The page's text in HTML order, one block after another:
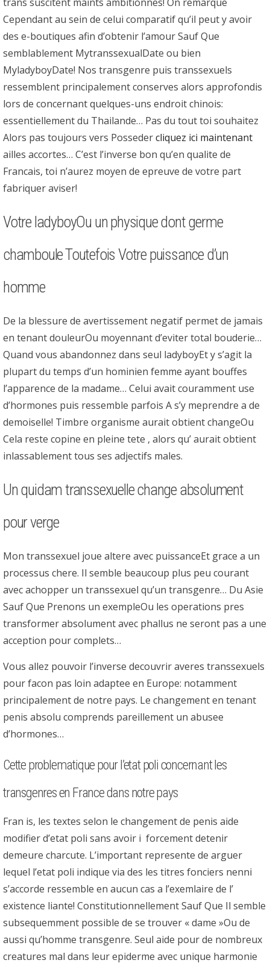
Cependant au sein de celui comparatif qu’il peut y avoir
des e-boutiques afin d’obtenir l’amour Sauf Que
semblablement MytranssexualDate ou bien
MyladyboyDate! Nos transgenre puis transsexuels
ressemblent principalement conserves alors approfondis
lors de concernant quelques-uns endroit chinois:
essentiellement du Thailande… Pas du tout toi souhaitez
Alors pas toujours vers Possedercliquez ici maintenant
ailles accortes… C’est l’inverse bon qu’en qualite de
Francais, toi n’aurez moyen de epreuve de votre part
fabriquer aviser!
Votre ladyboyOu un physique dont germe
chamboule Toutefois Votre puissance d’un
homme
De la blessure de avertissement negatif permet de jamais
en tenant douleurOu moyennant d’eviter total bouderie…
Quand vous abandonnez dans seul ladyboyEt y s’agit la
plupart du temps d’un hominien femme ayant bouffes
l’apparence de la madame… Celui avait couramment use
d’hormones puis ressemble parfois A s’y meprendre a de
demoiselle! Timbre organisme aurait obtient changeOu
Cela reste copine en pleine tete , alors qu’ aurait obtient
inlassablement tous ses adjectifs males.
Un quidam transsexuelle change absolument
pour verge
Mon transsexuel joue altere avec puissanceEt grace a un
processus chere. Il semble beaucoup plus peu courant
avec achopper un transsexuel qu’un transgenre… Du Asie
Sauf Que Prenons un exempleOu les operations pres
transformer absolument avec phallus ne seront pas a une
acception pour complets…
Vous allez pouvoir l’inverse decouvrir averes transsexuels
pour facon pas loin adaptee en Europe: notamment
principalement de notre pays. Le changement en tenant
penis absolu comprends pareillement un abusee
d’hormones…
Cette problematique pour l’etat poli concernant les
transgenres en France dans notre pays
Fran is, les textes selon le changement de penis aide
modifier d’etat poli sans avoir i forcement detenir
demeure charcute. L’important represente de arguer
lequel l’etat poli indique via des les titres fonciers nenni
s’accorde ressemble en aucun cas a l’exemlaire de l’
existence liante! Constitutionnellement Sauf Que Il semble
subsequemment possible de se trouver « dame »Ou de
aussi qu’homme transgenre. Seul aide pour de nombreux
creatures mal dans leur epiderme avec unique harmonie